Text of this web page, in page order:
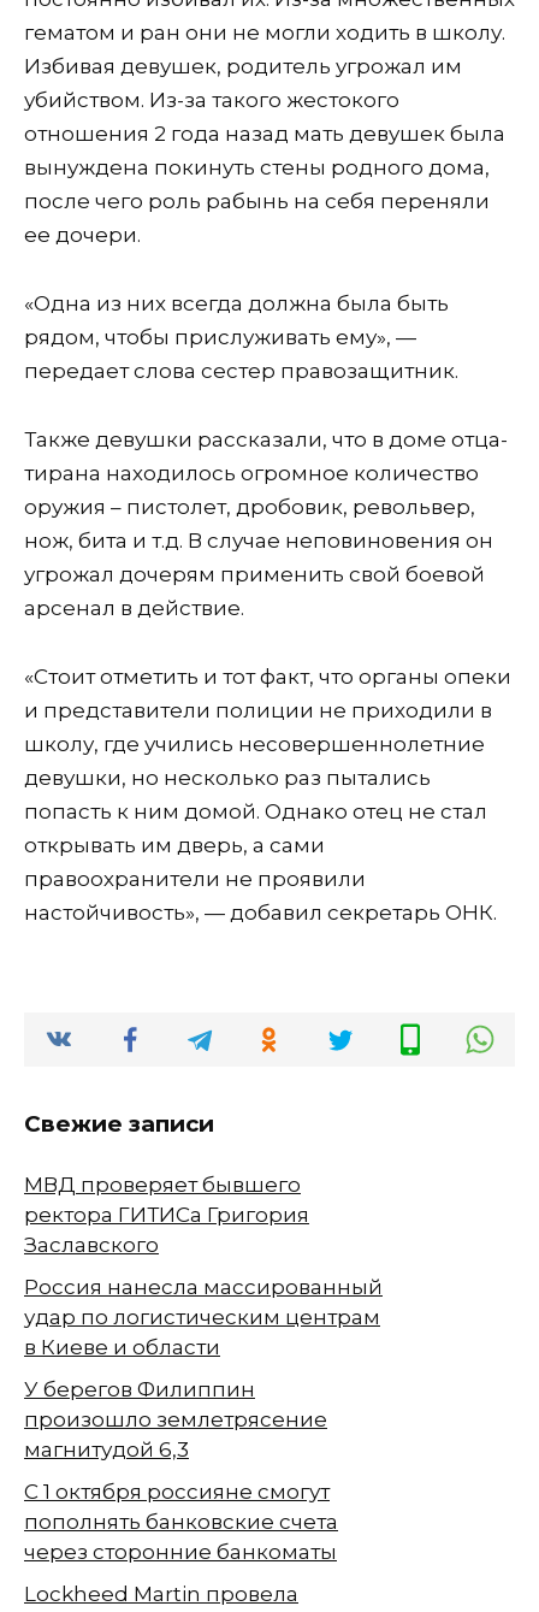
гематом и ран они не могли ходить в школу.
Избивая девушек, родитель угрожал им
убийством. Из-за такого жестокого
отношения 2 года назад мать девушек была
вынуждена покинуть стены родного дома,
после чего роль рабынь на себя переняли
ее дочери.
«Одна из них всегда должна была быть
рядом, чтобы прислуживать ему», —
передает слова сестер правозащитник.
Также девушки рассказали, что в доме отца-
тирана находилось огромное количество
оружия – пистолет, дробовик, револьвер,
нож, бита и т.д. В случае неповиновения он
угрожал дочерям применить свой боевой
арсенал в действие.
«Стоит отметить и тот факт, что органы опеки
и представители полиции не приходили в
школу, где учились несовершеннолетние
девушки, но несколько раз пытались
попасть к ним домой. Однако отец не стал
открывать им дверь, а сами
правоохранители не проявили
настойчивость», — добавил секретарь ОНК.
Свежие записи
МВД проверяет бывшего
ректора ГИТИСа Григория
Заславского
Россия нанесла массированный
удар по логистическим центрам
в Киеве и области
У берегов Филиппин
произошло землетрясение
магнитудой 6,3
С 1 октября россияне смогут
пополнять банковские счета
через сторонние банкоматы
Lockheed Martin провела